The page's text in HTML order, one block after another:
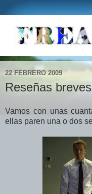
22 FEBRERO 2009
Reseñas
Vamos con unas
ellas paren una o dos